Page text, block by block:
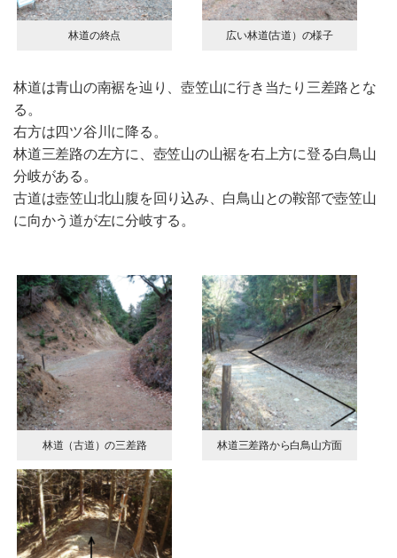
林道の終点 広い林道(古道）の様子
林道は青山の南裾を辿り、壺笠山に行き当たり三差路とな
る。
右方は四ツ谷川に降る。
林道三差路の左方に、壺笠山の山裾を右上方に登る白鳥山
分岐がある。
古道は壺笠山北山腹を回り込み、白鳥山との鞍部で壺笠山
に向かう道が左に分岐する。
林道（古道）の三差路 林道三差路から白鳥山方面